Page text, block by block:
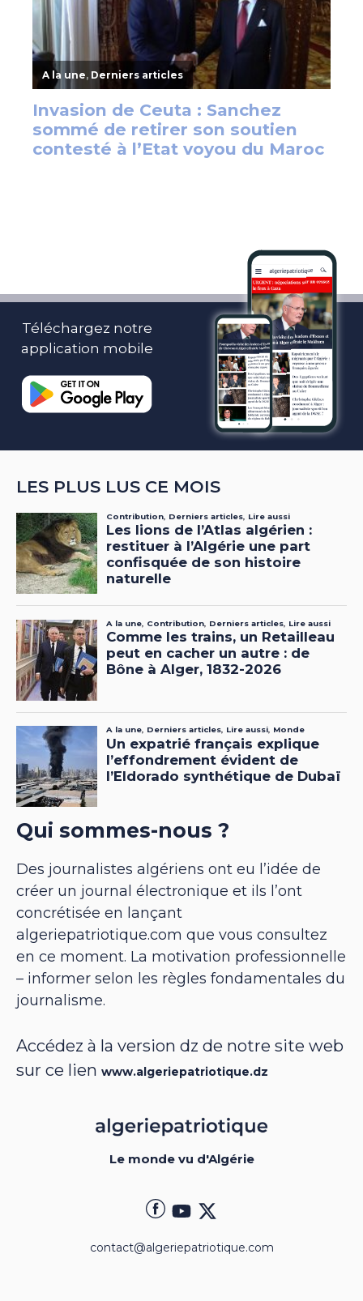
Téléchargez notre
application mobile
LES PLUS LUS CE MOIS
Qui sommes-nous ?
Des journalistes algériens ont eu l’idée de
créer un journal électronique et ils l’ont
concrétisée en lançant
algeriepatriotique.com que vous consultez
en ce moment. La motivation professionnelle
– informer selon les règles fondamentales du
journalisme.
Accédez à la version dz de notre site web
sur ce lien www.algeriepatriotique.dz
Le monde vu d'Algérie
contact@algeriepatriotique.com